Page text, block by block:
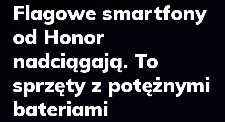
Flagowe smartfony
od Honor
nadciągają. To
sprzęty z potężnymi
bateriami